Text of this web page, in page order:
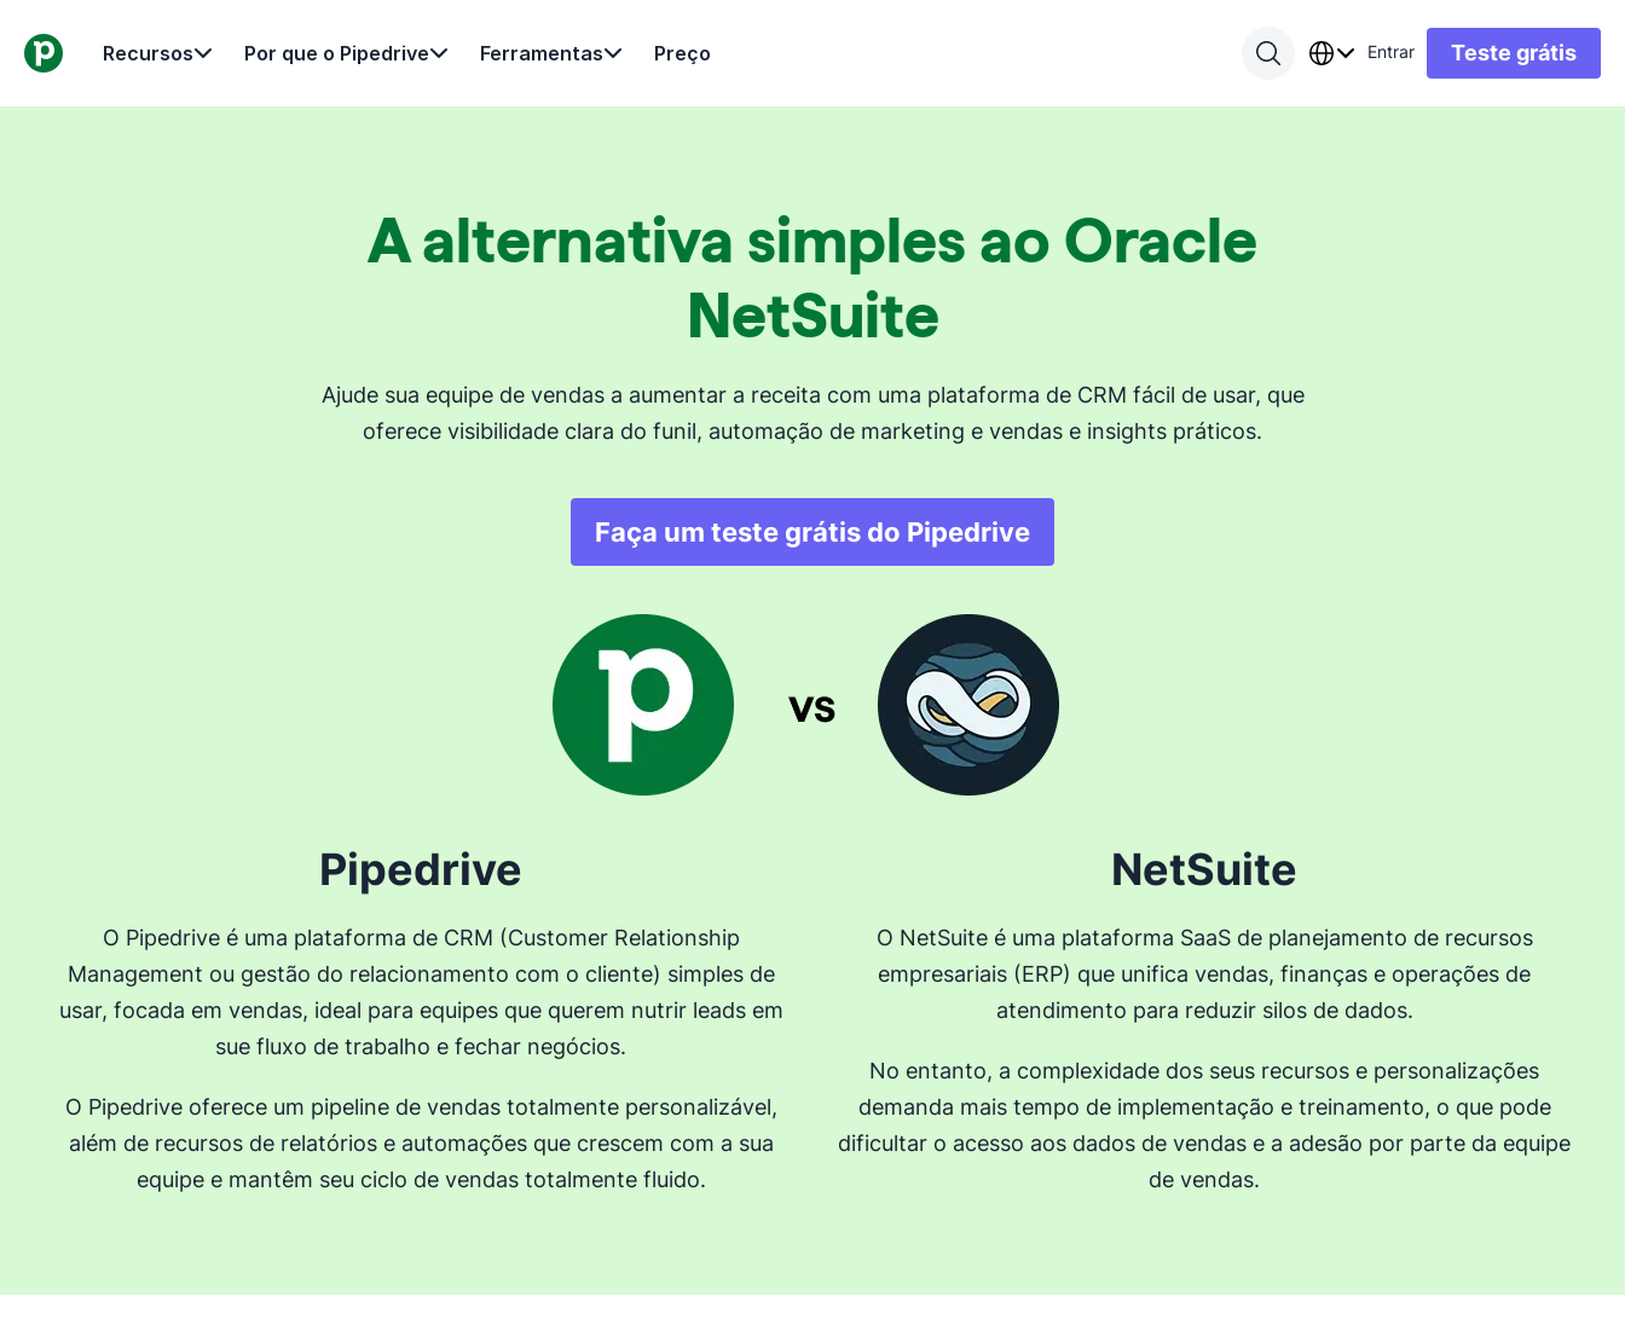
Recursos Por que o Pipedrive Ferramentas Preço Entrar Teste grátis
A alternativa simples ao Oracle
NetSuite
Ajude sua equipe de vendas a aumentar a receita com uma plataforma de CRM fácil de usar, que
oferece visibilidade clara do funil, automação de marketing e vendas e insights práticos.
Faça um teste grátis do Pipedrive
Pipedrive
O Pipedrive é uma plataforma de CRM (Customer Relationship
Management ou gestão do relacionamento com o cliente) simples de
usar, focada em vendas, ideal para equipes que querem nutrir leads em
sue fluxo de trabalho e fechar negócios.
O Pipedrive oferece um pipeline de vendas totalmente personalizável,
além de recursos de relatórios e automações que crescem com a sua
equipe e mantêm seu ciclo de vendas totalmente fluido.
NetSuite
O NetSuite é uma plataforma SaaS de planejamento de recursos
empresariais (ERP) que unifica vendas, finanças e operações de
atendimento para reduzir silos de dados.
No entanto, a complexidade dos seus recursos e personalizações
demanda mais tempo de implementação e treinamento, o que pode
dificultar o acesso aos dados de vendas e a adesão por parte da equipe
de vendas.